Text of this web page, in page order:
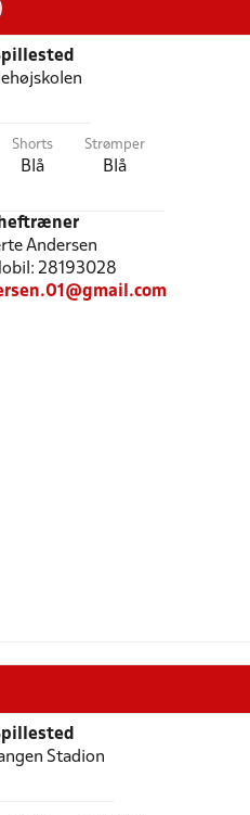
Shorts
Blå
Strømper
Blå
Andersen
28193028
Stadion